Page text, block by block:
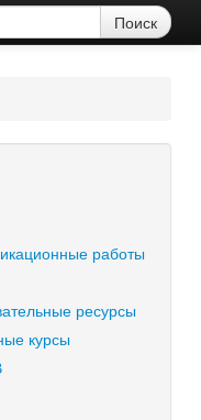
работы
ресурсы
курсы